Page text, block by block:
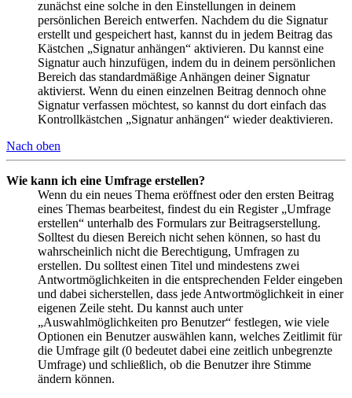
zunächst eine solche in den Einstellungen in deinem
persönlichen Bereich entwerfen. Nachdem du die Signatur
erstellt und gespeichert hast, kannst du in jedem Beitrag das
Kästchen „Signatur anhängen“ aktivieren. Du kannst eine
Signatur auch hinzufügen, indem du in deinem persönlichen
Bereich das standardmäßige Anhängen deiner Signatur
aktivierst. Wenn du einen einzelnen Beitrag dennoch ohne
Signatur verfassen möchtest, so kannst du dort einfach das
Kontrollkästchen „Signatur anhängen“ wieder deaktivieren.
Nach oben
Wie kann ich eine Umfrage erstellen?
Wenn du ein neues Thema eröffnest oder den ersten Beitrag
eines Themas bearbeitest, findest du ein Register „Umfrage
erstellen“ unterhalb des Formulars zur Beitragserstellung.
Solltest du diesen Bereich nicht sehen können, so hast du
wahrscheinlich nicht die Berechtigung, Umfragen zu
erstellen. Du solltest einen Titel und mindestens zwei
Antwortmöglichkeiten in die entsprechenden Felder eingeben
und dabei sicherstellen, dass jede Antwortmöglichkeit in einer
eigenen Zeile steht. Du kannst auch unter
„Auswahlmöglichkeiten pro Benutzer“ festlegen, wie viele
Optionen ein Benutzer auswählen kann, welches Zeitlimit für
die Umfrage gilt (0 bedeutet dabei eine zeitlich unbegrenzte
Umfrage) und schließlich, ob die Benutzer ihre Stimme
ändern können.